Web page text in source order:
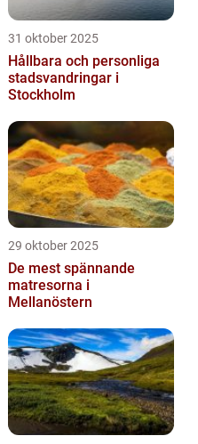
31 oktober 2025
Hållbara och personliga
stadsvandringar i
Stockholm
29 oktober 2025
De mest spännande
matresorna i
Mellanöstern